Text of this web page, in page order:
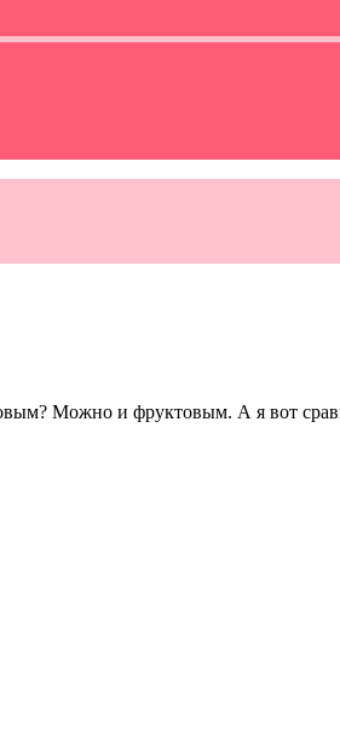
Можно и фруктовым. А я вот